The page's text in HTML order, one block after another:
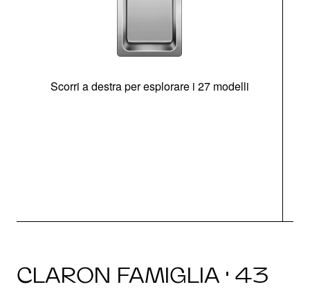
Scorri a destra per esplorare i 27 modelli
CLARON FAMIGLIA · 43